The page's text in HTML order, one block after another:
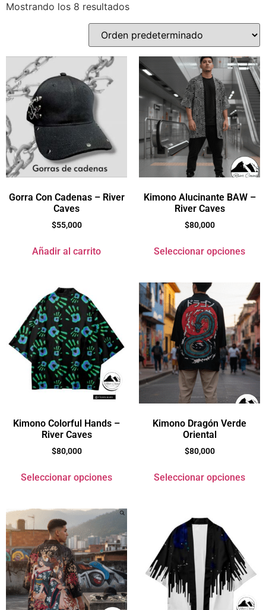
Mostrando los 8 resultados
Gorra Con Cadenas – River
Caves
$55,000
Añadir al carrito
Kimono Alucinante BAW –
River Caves
$80,000
Seleccionar opciones
Kimono Colorful Hands –
River Caves
$80,000
Seleccionar opciones
Kimono Dragón Verde
Oriental
$80,000
Seleccionar opciones